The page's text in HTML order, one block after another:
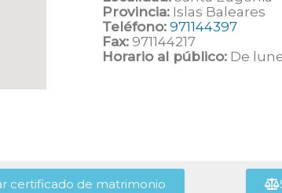
Provincia: Islas Baleares
Teléfono: 971144397
Fax: 971144217
Horario al público: De
certificado de matrimonio